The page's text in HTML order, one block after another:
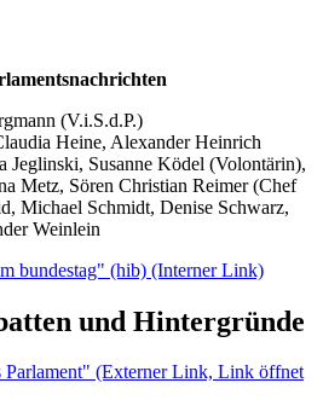
(V.i.S.d.P.)
Heine, Alexander Heinrich
Jeglinski, Susanne Ködel (Volontärin),
Metz, Sören Christian Reimer (Chef
Michael Schmidt, Denise Schwarz,
Weinlein
bundestag" (hib) (Interner Link)
und Hintergründe
(Externer Link, Link öffnet